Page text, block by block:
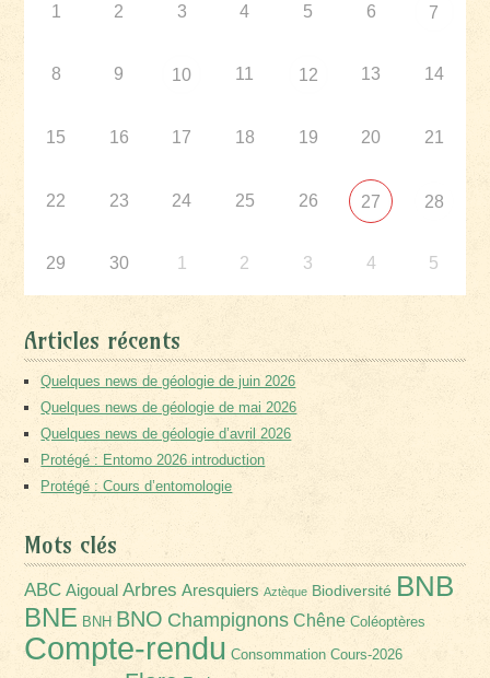
1 2 3 4 5 6 7
8 9 10 11 12 13 14
15 16 17 18 19 20 21
22 23 24 25 26 27 28
29 30 1 2 3 4 5
Articles récents
Quelques news de géologie de juin 2026
Quelques news de géologie de mai 2026
Quelques news de géologie d’avril 2026
Protégé : Entomo 2026 introduction
Protégé : Cours d’entomologie
Mots clés
ABC Aigoual Arbres Aresquiers Aztèque Biodiversité BNB
BNE BNH BNO Champignons Chêne Coléoptères
Compte-rendu Consommation Cours-2026